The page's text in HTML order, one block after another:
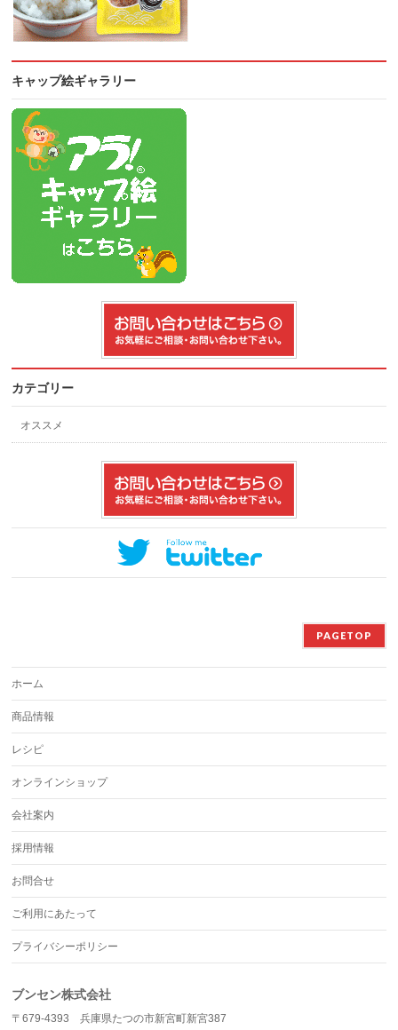
キャップ絵ギャラリー
カテゴリー
オススメ
PAGETOP
ホーム
商品情報
レシピ
オンラインショップ
会社案内
採用情報
お問合せ
ご利用にあたって
プライバシーポリシー
ブンセン株式会社
〒679-4393 兵庫県たつの市新宮町新宮387